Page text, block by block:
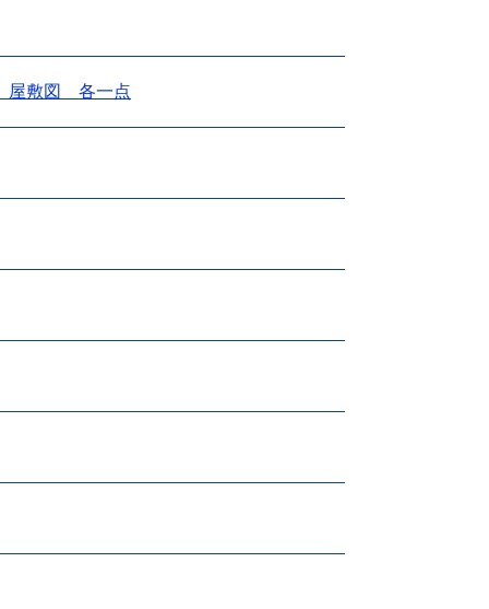
屋敷図 各一点